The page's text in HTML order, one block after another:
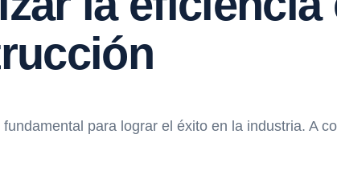
para lograr el éxito en la industria. A